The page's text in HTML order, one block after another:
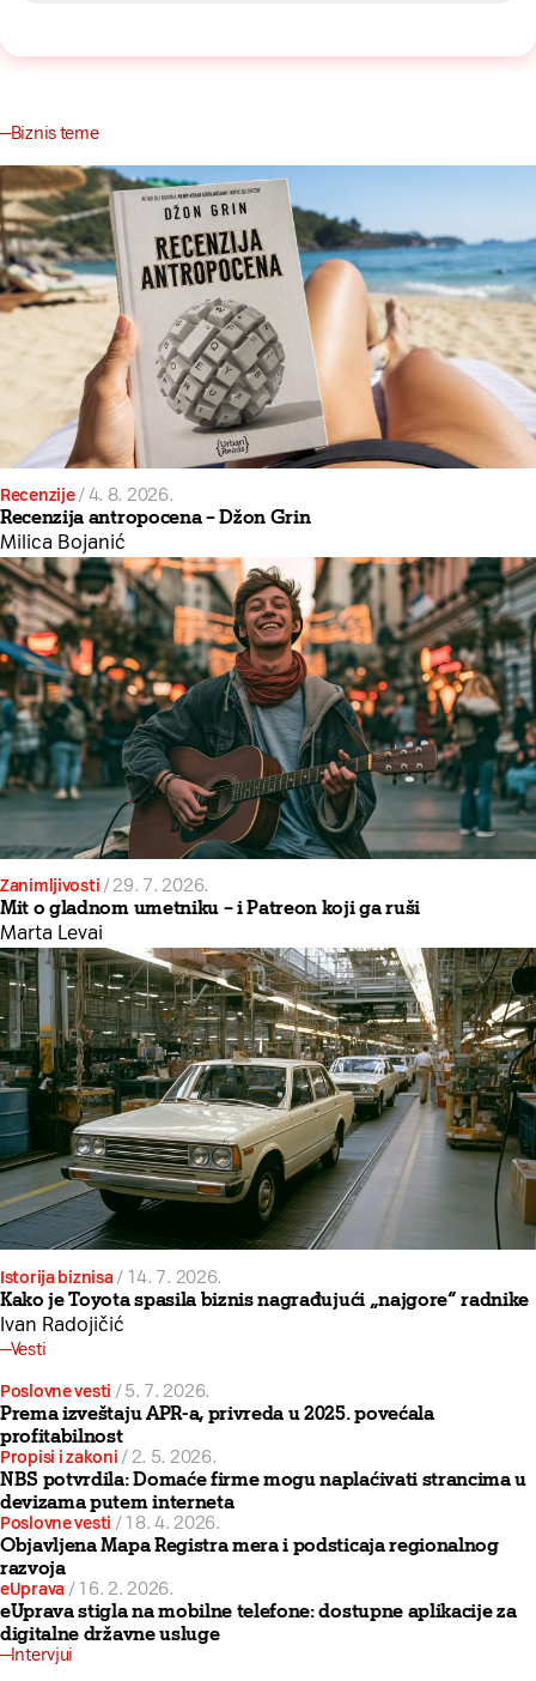
Biznis teme
Recenzije/4. 8. 2026.
Recenzija antropocena – Džon Grin
Milica Bojanić
Zanimljivosti /29. 7. 2026.
Mit o gladnom umetniku – i Patreon koji ga ruši
Marta Levai
Istorija biznisa / 14. 7. 2026.
Kako je Toyota spasila biznis nagrađujući „najgore“ radnike
Ivan Radojičić
Vesti
Poslovne vesti /5. 7. 2026.
Prema izveštaju APR-a, privreda u 2025. povećala
profitabilnost
Propisi i zakoni /2. 5. 2026.
NBS potvrdila: Domaće firme mogu naplaćivati strancima u
devizama putem interneta
Poslovne vesti /18. 4. 2026.
Objavljena Mapa Registra mera i podsticaja regionalnog
razvoja
eUprava /16. 2. 2026.
eUprava stigla na mobilne telefone: dostupne aplikacije za
digitalne državne usluge
Intervjui